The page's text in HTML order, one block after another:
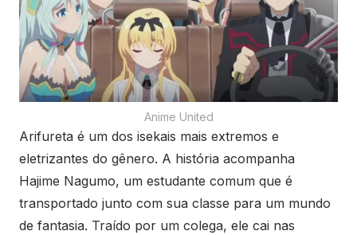
Anime United
Arifureta é um dos isekais mais extremos e
eletrizantes do gênero. A história acompanha
Hajime Nagumo, um estudante comum que é
transportado junto com sua classe para um mundo
de fantasia. Traído por um colega, ele cai nas